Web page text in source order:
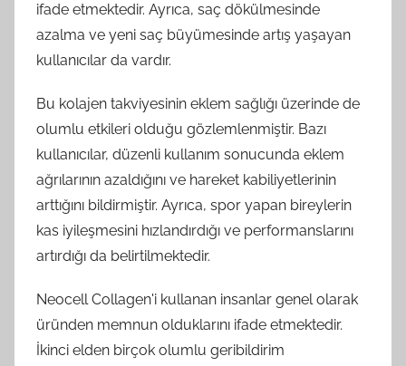
ifade etmektedir. Ayrıca, saç dökülmesinde
azalma ve yeni saç büyümesinde artış yaşayan
kullanıcılar da vardır.
Bu kolajen takviyesinin eklem sağlığı üzerinde de
olumlu etkileri olduğu gözlemlenmiştir. Bazı
kullanıcılar, düzenli kullanım sonucunda eklem
ağrılarının azaldığını ve hareket kabiliyetlerinin
arttığını bildirmiştir. Ayrıca, spor yapan bireylerin
kas iyileşmesini hızlandırdığı ve performanslarını
artırdığı da belirtilmektedir.
Neocell Collagen'i kullanan insanlar genel olarak
üründen memnun olduklarını ifade etmektedir.
İkinci elden birçok olumlu geribildirim